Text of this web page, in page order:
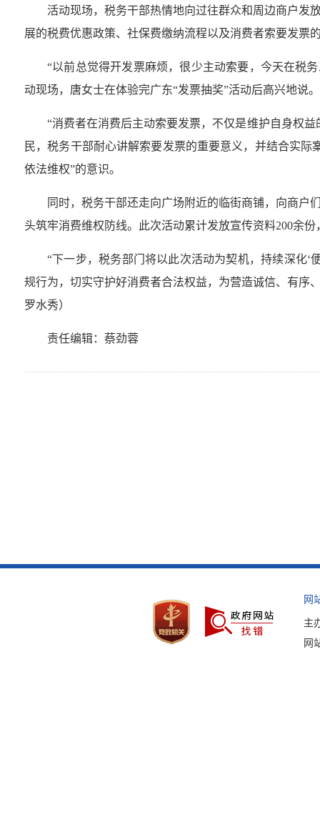
活动现场，税务干部热情地向过往群众和周边商户发
展的税费优惠政策、社保费缴纳流程以及消费者索要发票
“以前总觉得开发票麻烦，很少主动索要，今天在税
动现场，唐女士在体验完广东“发票抽奖”活动后高兴地说。
“消费者在消费后主动索要发票，不仅是维护自身权
民，税务干部耐心讲解索要发票的重要意义，并结合实
依法维权”的意识。
同时，税务干部还走向广场附近的临街商铺，向商户
头筑牢消费维权防线。此次活动累计发放宣传资料200余
“下一步，税务部门将以此次活动为契机，持续深化
规行为，切实守护好消费者合法权益，为营造诚信、有序
罗水秀）
责任编辑：蔡劲蓉
网
主
网